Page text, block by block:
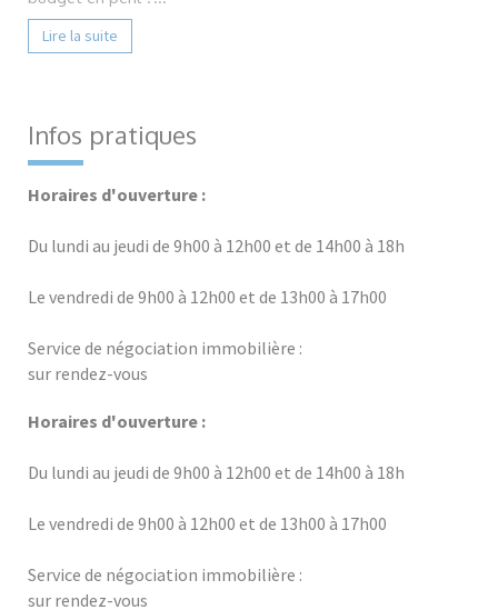
Lire la suite
Infos pratiques
Horaires d'ouverture :
Du lundi au jeudi de 9h00 à 12h00 et de 14h00 à 18h
Le vendredi de 9h00 à 12h00 et de 13h00 à 17h00
Service de négociation immobilière :
sur rendez-vous
Horaires d'ouverture :
Du lundi au jeudi de 9h00 à 12h00 et de 14h00 à 18h
Le vendredi de 9h00 à 12h00 et de 13h00 à 17h00
Service de négociation immobilière :
sur rendez-vous